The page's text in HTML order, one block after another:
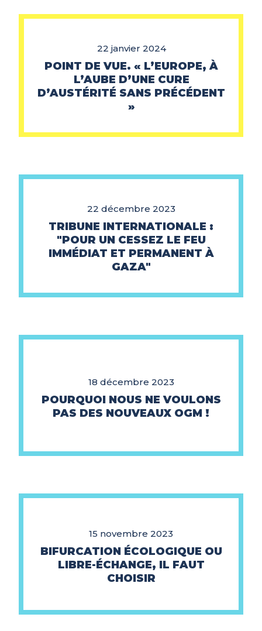
22 janvier 2024
POINT DE VUE. « L’EUROPE, À
L’AUBE D’UNE CURE
D’AUSTÉRITÉ SANS PRÉCÉDENT
»
22 décembre 2023
TRIBUNE INTERNATIONALE :
"POUR UN CESSEZ LE FEU
IMMÉDIAT ET PERMANENT À
GAZA"
18 décembre 2023
POURQUOI NOUS NE VOULONS
PAS DES NOUVEAUX OGM !
15 novembre 2023
BIFURCATION ÉCOLOGIQUE OU
LIBRE-ÉCHANGE, IL FAUT
CHOISIR